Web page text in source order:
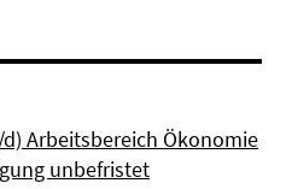
Arbeitsbereich Ökonomie
unbefristet